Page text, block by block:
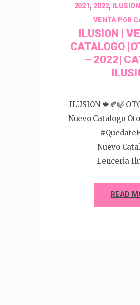
2021, 2022, ILUSION
VENTA POR
ILUSION |
CATALOGO
– 2022|
ILUSION 🍁🍂🍃
Nuevo Catalogo
Nuevo
Lenceria
READ